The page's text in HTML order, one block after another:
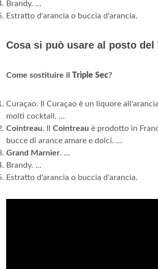
Brandy. ...
Estratto d'arancia o buccia d'arancia.
Cosa si può usare al posto del
Come sostituire il Triple Sec?
Curaçao. Il Curaçao è un liquore
molti cocktail. ...
Cointreau. Il Cointreau è prodotto in
bucce di arance amare e dolci. ...
Grand Marnier. ...
Brandy. ...
Estratto d'arancia o buccia d'arancia.